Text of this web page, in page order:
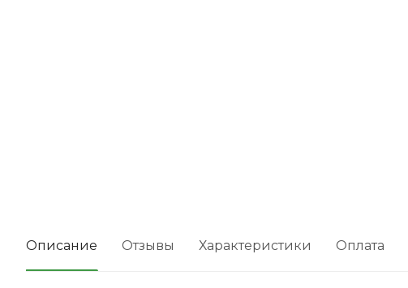
Описание Отзывы Характеристики Оплата